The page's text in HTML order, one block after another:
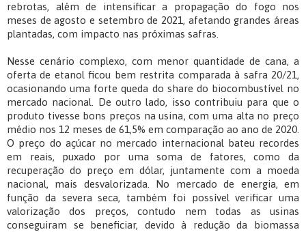
rebrotas, além de intensificar a propagação do fogo nos
meses de agosto e setembro de 2021, afetando grandes áreas
plantadas, com impacto nas próximas safras.
Nesse cenário complexo, com menor quantidade de cana, a
oferta de etanol ficou bem restrita comparada à safra 20/21,
ocasionando uma forte queda do share do biocombustível no
mercado nacional. De outro lado, isso contribuiu para que o
produto tivesse bons preços na usina, com uma alta no preço
médio nos 12 meses de 61,5% em comparação ao ano de 2020.
O preço do açúcar no mercado internacional bateu recordes
em reais, puxado por uma soma de fatores, como da
recuperação do preço em dólar, juntamente com a moeda
nacional, mais desvalorizada. No mercado de energia, em
função da severa seca, também foi possível verificar uma
valorização dos preços, contudo nem todas as usinas
conseguiram se beneficiar, devido à redução da biomassa